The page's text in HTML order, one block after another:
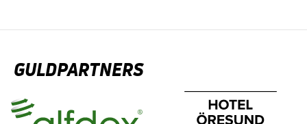
GULDPARTNERS